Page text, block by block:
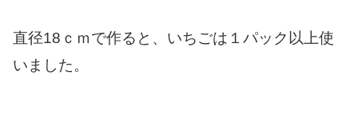
直径18ｃｍで作ると、いちごは１パック以上使
いました。